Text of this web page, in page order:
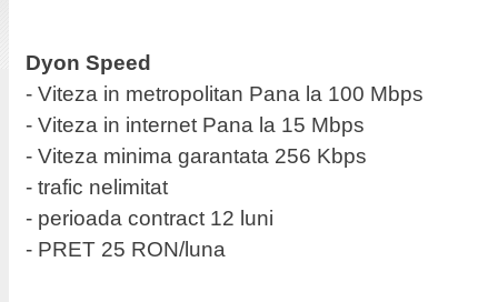
Dyon Speed
- Viteza in metropolitan Pana la 100 Mbps
- Viteza in internet Pana la 15 Mbps
- Viteza minima garantata 256 Kbps
- trafic nelimitat
- perioada contract 12 luni
- PRET 25 RON/luna